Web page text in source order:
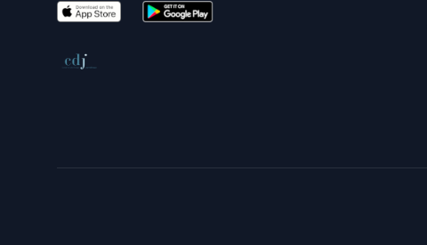
App Store Google Play
Conseil de déontologie journalistique